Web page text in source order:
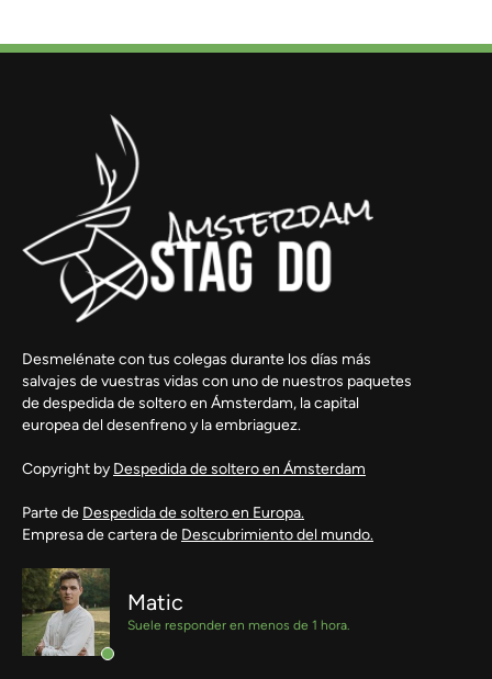
Desmelénate con tus colegas durante los días más
salvajes de vuestras vidas con uno de nuestros paquetes
de despedida de soltero en Ámsterdam, la capital
europea del desenfreno y la embriaguez.
Copyright by Despedida de soltero en Ámsterdam
Parte de Despedida de soltero en Europa.
Empresa de cartera de Descubrimiento del mundo.
Matic
Suele responder en menos de 1 hora.